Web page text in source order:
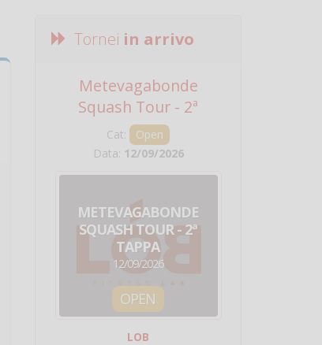
Tornei in arrivo
Metevagabonde
Squash Tour - 2ª
Tappa
Cat:
Open
Data: 12/09/2026
METEVAGABONDE
SQUASH TOUR - 2ª
TAPPA
12/09/2026
OPEN
LOB